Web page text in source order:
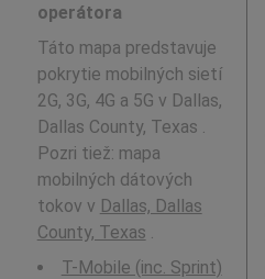
operátora
Táto mapa predstavuje
pokrytie mobilných sietí
2G, 3G, 4G a 5G v Dallas,
Dallas County, Texas .
Pozri tiež: mapa
mobilných dátových
tokov v Dallas, Dallas
County, Texas .
T-Mobile (inc. Sprint)